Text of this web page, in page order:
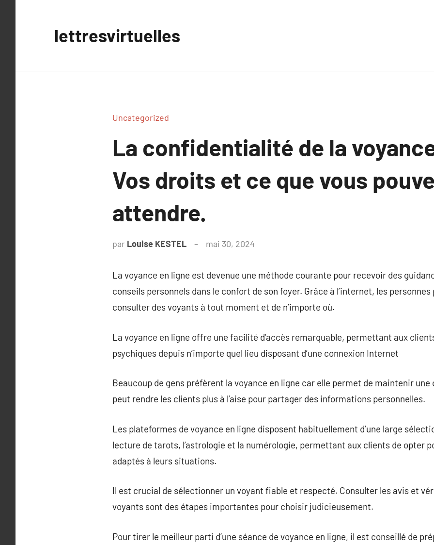
lettresvirtuelles
Uncategorized
La confidentialité de la
Vos droits et ce que vous
attendre.
par Louise KESTEL mai 30, 2024
La voyance en ligne est devenue une méthode courante pour recevoir des
conseils personnels dans le confort de son foyer. Grâce à l’internet, les
consulter des voyants à tout moment et de n’importe où.
La voyance en ligne offre une facilité d’accès remarquable, permettant aux
psychiques depuis n’importe quel lieu disposant d’une connexion Internet
Beaucoup de gens préfèrent la voyance en ligne car elle permet de maintenir
peut rendre les clients plus à l’aise pour partager des informations personnelles.
Les plateformes de voyance en ligne disposent habituellement d’une large
lecture de tarots, l’astrologie et la numérologie, permettant aux clients de opter
adaptés à leurs situations.
Il est crucial de sélectionner un voyant fiable et respecté. Consulter les avis et
voyants sont des étapes importantes pour choisir judicieusement.
Pour tirer le meilleur parti d’une séance de voyance en ligne, il est conseillé de